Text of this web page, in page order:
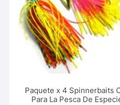
Paquete x 4 Spinnerbaits
Para La Pesca De